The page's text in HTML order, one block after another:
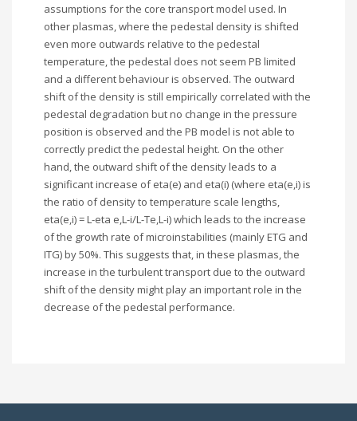
assumptions for the core transport model used. In
other plasmas, where the pedestal density is shifted
even more outwards relative to the pedestal
temperature, the pedestal does not seem PB limited
and a different behaviour is observed. The outward
shift of the density is still empirically correlated with the
pedestal degradation but no change in the pressure
position is observed and the PB model is not able to
correctly predict the pedestal height. On the other
hand, the outward shift of the density leads to a
significant increase of eta(e) and eta(i) (where eta(e,i) is
the ratio of density to temperature scale lengths,
eta(e,i) = L-eta e,L-i/L-Te,L-i) which leads to the increase
of the growth rate of microinstabilities (mainly ETG and
ITG) by 50%. This suggests that, in these plasmas, the
increase in the turbulent transport due to the outward
shift of the density might play an important role in the
decrease of the pedestal performance.